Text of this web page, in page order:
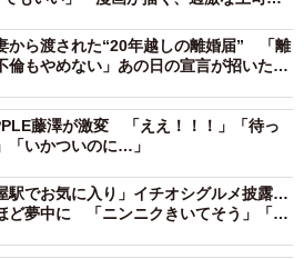
から渡された“20年越しの離婚届” 「離
倫もやめない」あの日の宣言が招いた結
藤澤が激変 「ええ！！！」「待っ
「いかついのに…」
駅でお気に入り」イチオシグルメ披露…
ど夢中に 「ニンニクきいてそう」「食